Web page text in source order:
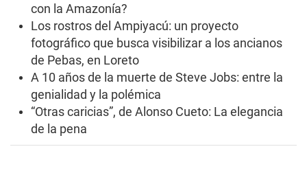
con la Amazonía?
Los rostros del Ampiyacú: un proyecto
fotográfico que busca visibilizar a los ancianos
de Pebas, en Loreto
A 10 años de la muerte de Steve Jobs: entre la
genialidad y la polémica
“Otras caricias”, de Alonso Cueto: La elegancia
de la pena